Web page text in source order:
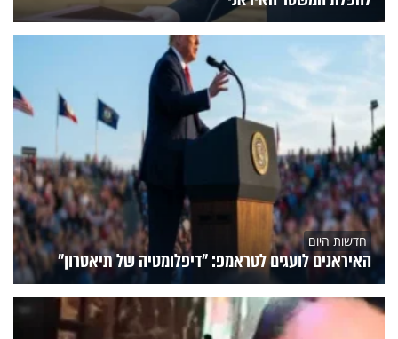
חדשות היום
האיראנים לועגים לטראמפ: "דיפלומטיה של תיאטרון"